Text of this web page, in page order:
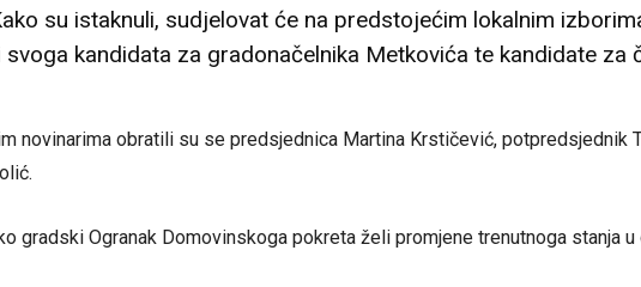
su istaknuli, sudjelovat će na predstojećim lokalnim
kandidata za gradonačelnika Metkovića te kandidate za
novinarima obratili su se predsjednica Martina Krstičević, potpredsjednik
gradski Ogranak Domovinskoga pokreta želi promjene trenutnoga stanja u